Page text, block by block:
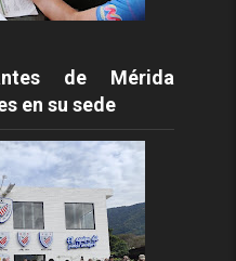
de Mérida
en su sede